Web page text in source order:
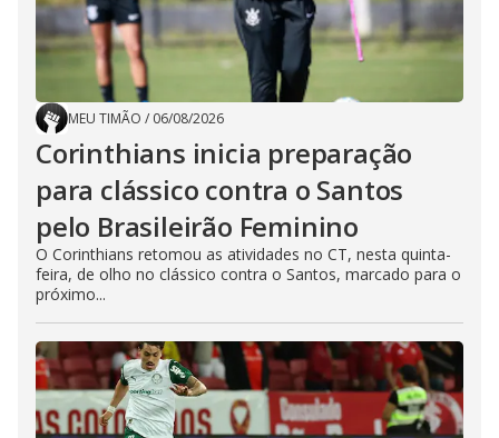
MEU TIMÃO / 06/08/2026
Corinthians inicia preparação
para clássico contra o Santos
pelo Brasileirão Feminino
O Corinthians retomou as atividades no CT, nesta quinta-
feira, de olho no clássico contra o Santos, marcado para o
próximo...